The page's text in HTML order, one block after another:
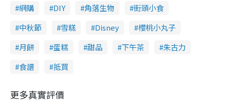
網購
DIY 角落生物
街頭小食
中秋節
雪糕 Disney
櫻桃小丸子
月餅
蛋糕 甜品 下午茶
朱古力
食譜
抵買
更多真實評價